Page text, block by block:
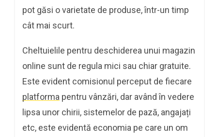
pot găsi o varietate de produse, într-un timp
cât mai scurt.
Cheltuielile pentru deschiderea unui magazin
online sunt de regula mici sau chiar gratuite.
Este evident comisionul perceput de fiecare
platforma pentru vânzări, dar având în vedere
lipsa unor chirii, sistemelor de pază, angajați
etc, este evidentă economia pe care un om